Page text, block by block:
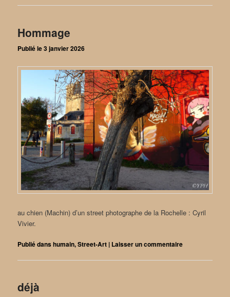
Hommage
Publié le3 janvier 2026
au chien (Machin) d’un street photographe de la Rochelle : Cyril
Vivier.
Publié danshumain,Street-Art | Laisser un commentaire
déjà